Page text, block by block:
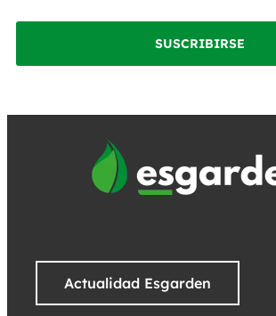
SUSCRIBIRSE
Actualidad Esgarden